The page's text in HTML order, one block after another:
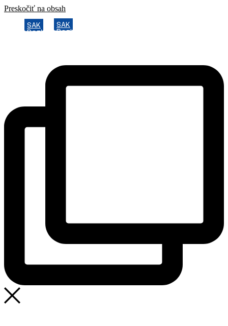
Preskočiť na obsah
SAK
Rozhodcovský súd SAK
SAK
Rozhodcovský súd SAK